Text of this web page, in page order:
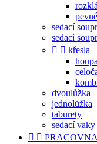
pevné
sedací
sedací
  křesla
dvoulůžka
jednolůžka
taburety
sedací vaky
  PRACOVNA